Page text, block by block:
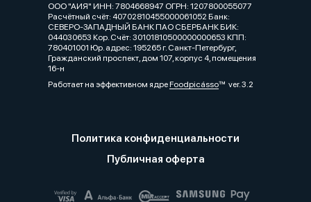
ООО "АИЯ" ИНН: 7804668947 ОГРН: 1207800055077
Расчётный счёт: 40702810455000061052 Банк:
СЕВЕРО-ЗАПАДНЫЙ БАНК ПАО СБЕРБАНК БИК:
044030653 Кор. Cчёт: 30101810500000000653 КПП:
780401001 Юр. адрес: 195265 г. Санкт-Петербург,
Гражданский проспект, дом 107, корпус 4, помещения
16-н
Работает на эффективном ядреFoodpicássover. 3.2
Политика конфиденциальности
Публичная оферта